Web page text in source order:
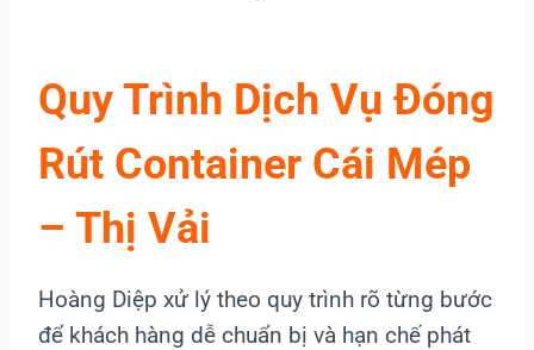
Quy Trình Dịch Vụ Đóng
Rút Container Cái Mép
– Thị Vải
Hoàng Diệp xử lý theo quy trình rõ từng bước
để khách hàng dễ chuẩn bị và hạn chế phát